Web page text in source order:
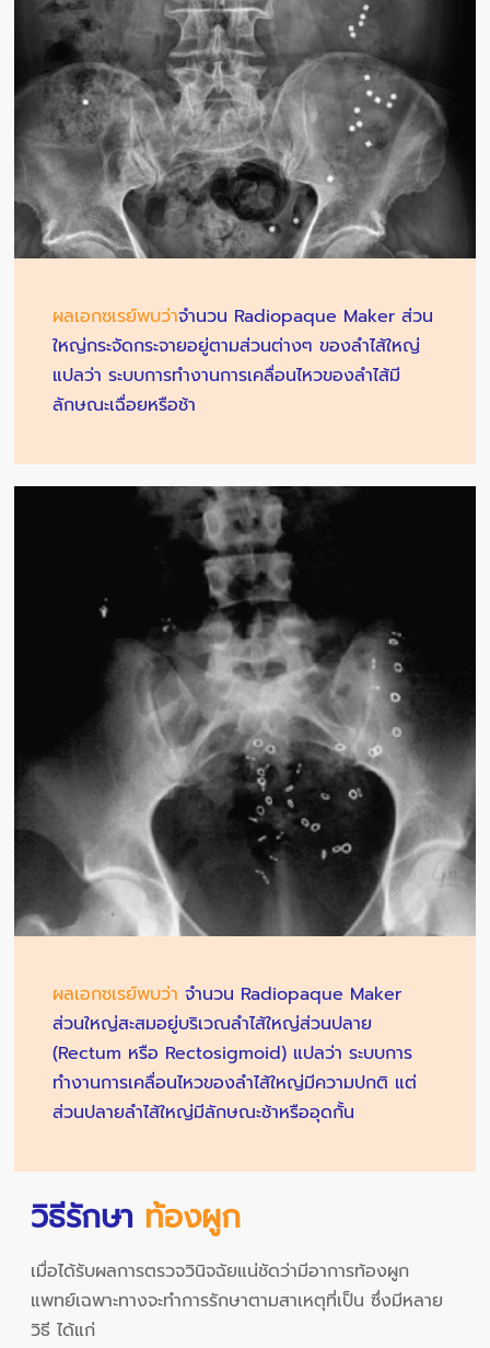
ผลเอกซเรย์พบว่าจำนวน Radiopaque Maker ส่วน
ใหญ่กระจัดกระจายอยู่ตามส่วนต่างๆ ของลำไส้ใหญ่
แปลว่า ระบบการทำงานการเคลื่อนไหวของลำไส้มี
ลักษณะเฉื่อยหรือช้า
ผลเอกซเรย์พบว่า จำนวน Radiopaque Maker
ส่วนใหญ่สะสมอยู่บริเวณลำไส้ใหญ่ส่วนปลาย
(Rectum หรือ Rectosigmoid) แปลว่า ระบบการ
ทำงานการเคลื่อนไหวของลำไส้ใหญ่มีความปกติ แต่
ส่วนปลายลำไส้ใหญ่มีลักษณะช้าหรืออุดกั้น
วิธีรักษา ท้องผูก
เมื่อได้รับผลการตรวจวินิจฉัยแน่ชัดว่ามีอาการท้องผูก
แพทย์เฉพาะทางจะทำการรักษาตามสาเหตุที่เป็น ซึ่งมีหลาย
วิธี ได้แก่